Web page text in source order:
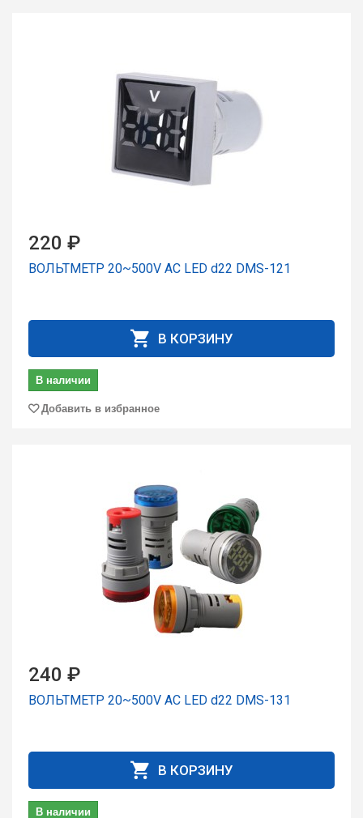
220 ₽
ВОЛЬТМЕТР 20~500V AC LED d22 DMS-121
В КОРЗИНУ
В наличии
Добавить в избранное
240 ₽
ВОЛЬТМЕТР 20~500V AC LED d22 DMS-131
В КОРЗИНУ
В наличии